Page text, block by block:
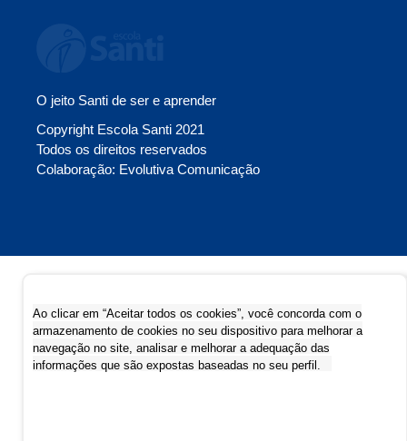
O jeito Santi de ser e aprender
Copyright Escola Santi 2021
Todos os direitos reservados
Colaboração: Evolutiva Comunicação
Ao clicar em “Aceitar todos os cookies”, você concorda com o
armazenamento de cookies no seu dispositivo para melhorar a
navegação no site, analisar e melhorar a adequação das
informações que são expostas baseadas no seu perfil.